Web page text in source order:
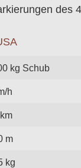
des
kg Schub
h
m
kg